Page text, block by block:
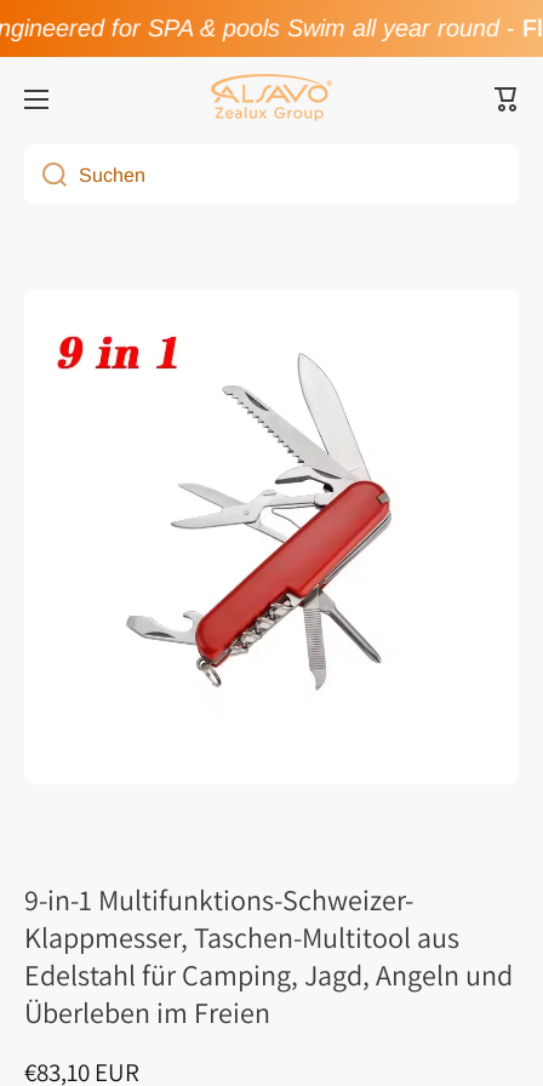
Direkt zum Inhalt
for SPA & pools Swim all year round-
Suchen
9-in-1 Multifunktions-Schweizer-
Klappmesser, Taschen-Multitool aus
Edelstahl für Camping, Jagd, Angeln und
Überleben im Freien
€83,10 EUR